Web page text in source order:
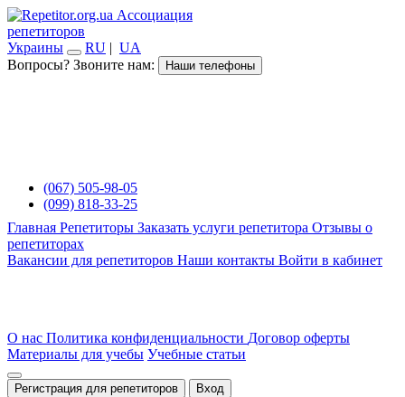
Ассоциация
репетиторов
Украины
RU | UA
Вопросы? Звоните нам:
Наши телефоны
(067) 505-98-05
(099) 818-33-25
Главная Репетиторы Заказать услуги репетитора Отзывы о
репетиторах
Вакансии для репетиторов Наши контакты Войти в кабинет
О нас Политика конфиденциальности Договор оферты
Материалы для учебы Учебные статьи
Регистрация для репетиторов Вход